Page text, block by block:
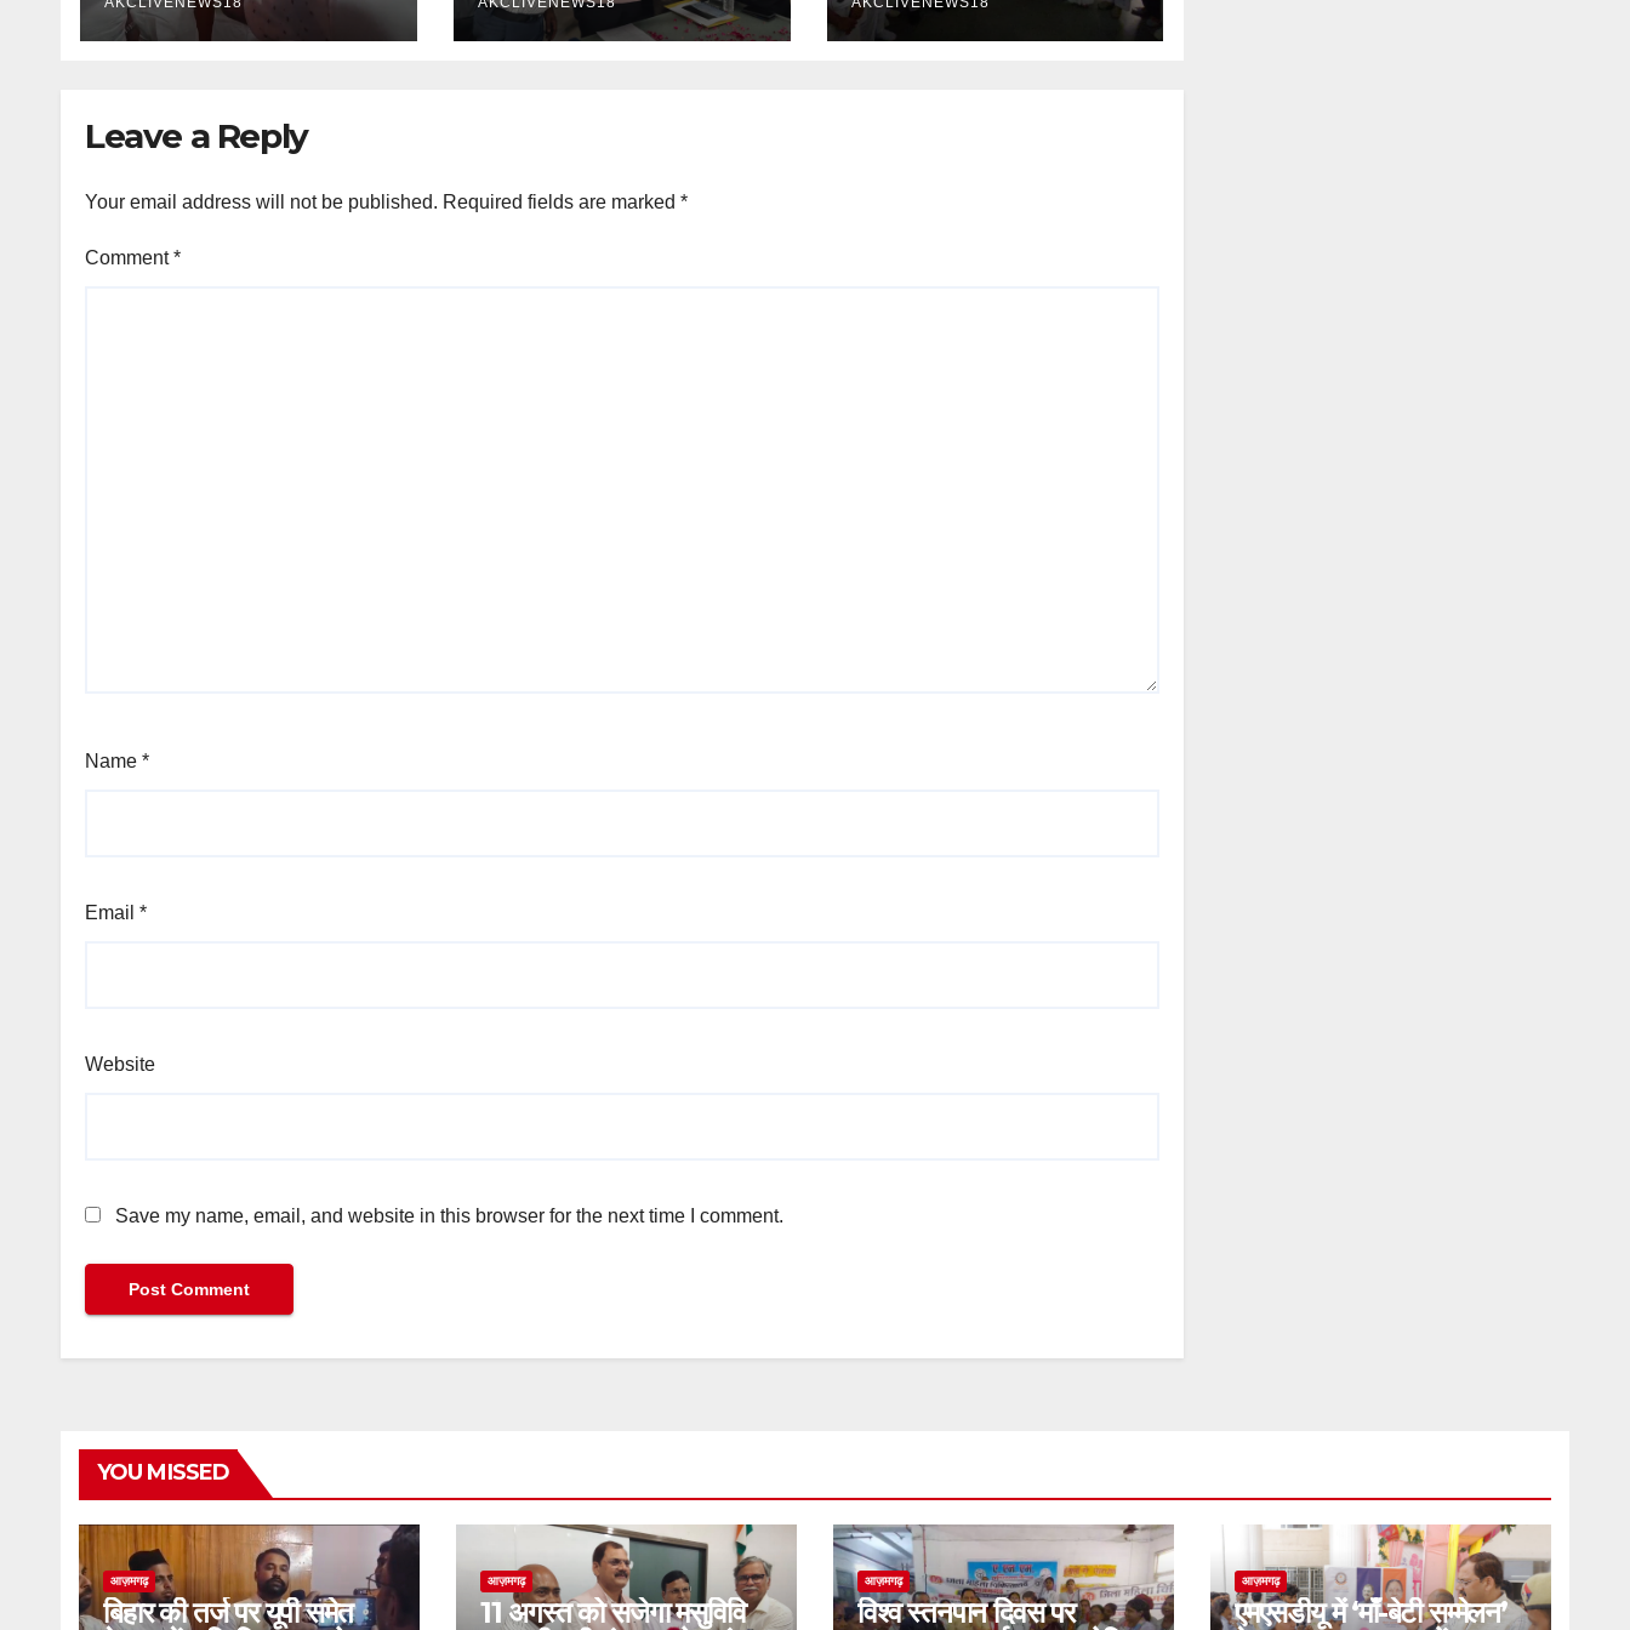
Leave a Reply
Your email address will not be published. Required fields are marked *
Comment*
Name *
Email *
Website
Save my name, email, and website in this browser for the next time I comment.
YOU MISSED
आज़मगढ़
बिहार की तर्ज पर यूपी समेत
आज़मगढ़
11 अगस्त को सजेगा मसुविवि
आज़मगढ़
विश्व स्तनपान दिवस पर
आज़मगढ़
एमएसडीयू में ‘माँ-बेटी सम्मेलन’